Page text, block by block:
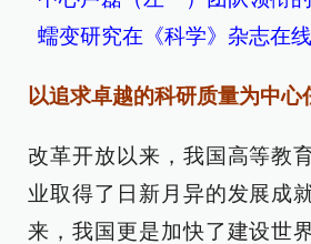
蠕变研究在《科学》杂志在
以追求卓越的科研质量为中心
改革开放以来，我国高等教
业取得了日新月异的发展成
来，我国更是加快了建设世